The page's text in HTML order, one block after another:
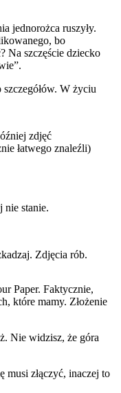
jednorożca ruszyły.
bo
Na szczęście dziecko
szczegółów. W życiu
zdjęć
łatwego znaleźli)
nie stanie.
Zdjęcia rób.
Paper. Faktycznie,
które mamy. Złożenie
Nie widzisz, że góra
musi złączyć, inaczej to